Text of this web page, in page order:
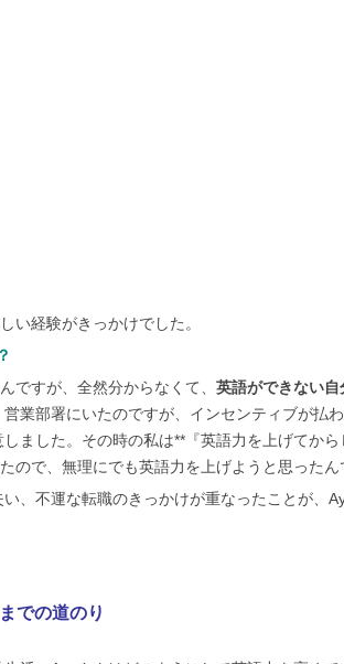
い経験がきっかけでした。
ですが、全然分からなくて、 英語ができない自
業部署にいたのですが、インセンティブが払
ました。その時の私は**『英語力を上げてから
ので、無理にでも英語力を上げようと思ったん
、不運な転職のきっかけが重なったことが、
での道のり